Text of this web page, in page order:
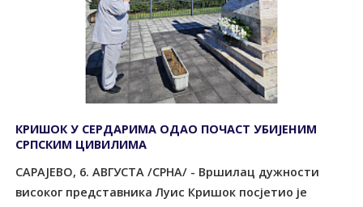
КРИШОК У СЕРДАРИМА ОДАО ПОЧАСТ УБИЈЕНИМ
СРПСКИМ ЦИВИЛИМА
САРАЈЕВО, 6. АВГУСТА /СРНА/ - Вршилац дужности
високог представника Луис Кришок посјетио је